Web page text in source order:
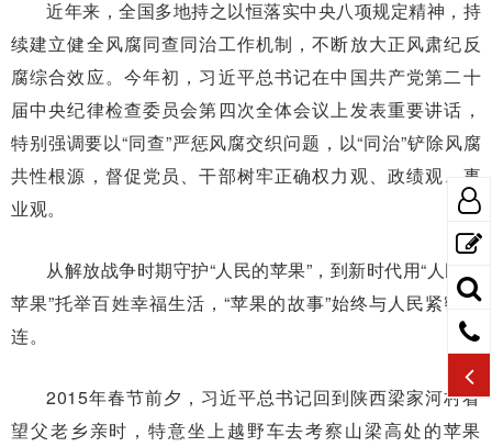
近年来，全国多地持之以恒落实中央八项规定精神，持
续建立健全风腐同查同治工作机制，不断放大正风肃纪反
腐综合效应。今年初，习近平总书记在中国共产党第二十
届中央纪律检查委员会第四次全体会议上发表重要讲话，
特别强调要以“同查”严惩风腐交织问题，以“同治”铲除风腐
共性根源，督促党员、干部树牢正确权力观、政绩观、事
业观。
从解放战争时期守护“人民的苹果”，到新时代用“人民的
苹果”托举百姓幸福生活，“苹果的故事”始终与人民紧密相
连。
2015年春节前夕，习近平总书记回到陕西梁家河村看
望父老乡亲时，特意坐上越野车去考察山梁高处的苹果